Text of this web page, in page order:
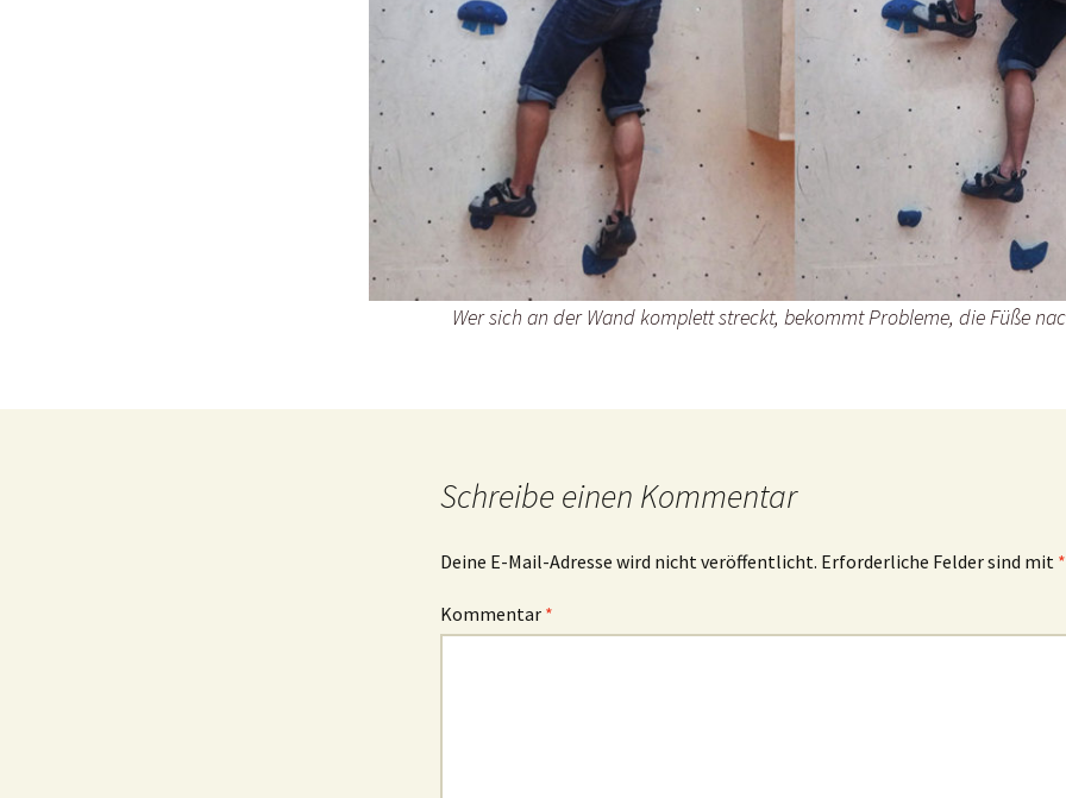
Wer sich an der Wand komplett streckt, bekommt Probleme, die Füße
Schreibe einen Kommentar
Deine E-Mail-Adresse wird nicht veröffentlicht. Erforderliche Felder sind mit *
Kommentar *